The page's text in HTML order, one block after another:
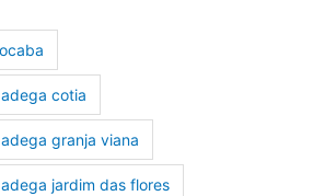
cotia
granja viana
jardim das flores